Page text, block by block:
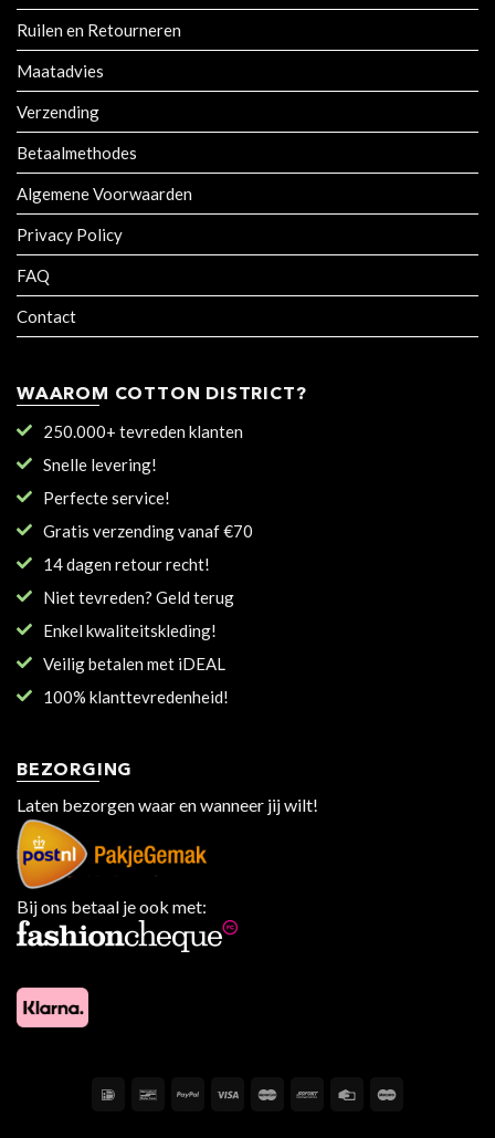
Ruilen en Retourneren
Maatadvies
Verzending
Betaalmethodes
Algemene Voorwaarden
Privacy Policy
FAQ
Contact
WAAROM COTTON DISTRICT?
250.000+ tevreden klanten
Snelle levering!
Perfecte service!
Gratis verzending vanaf €70
14 dagen retour recht!
Niet tevreden? Geld terug
Enkel kwaliteitskleding!
Veilig betalen met iDEAL
100% klanttevredenheid!
BEZORGING
Laten bezorgen waar en wanneer jij wilt!
Bij ons betaal je ook met: